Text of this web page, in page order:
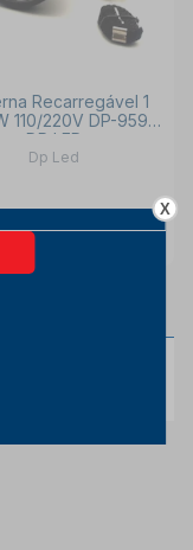
Recarregável 1
110/220V DP-959C
DP LED
Dp Led
X